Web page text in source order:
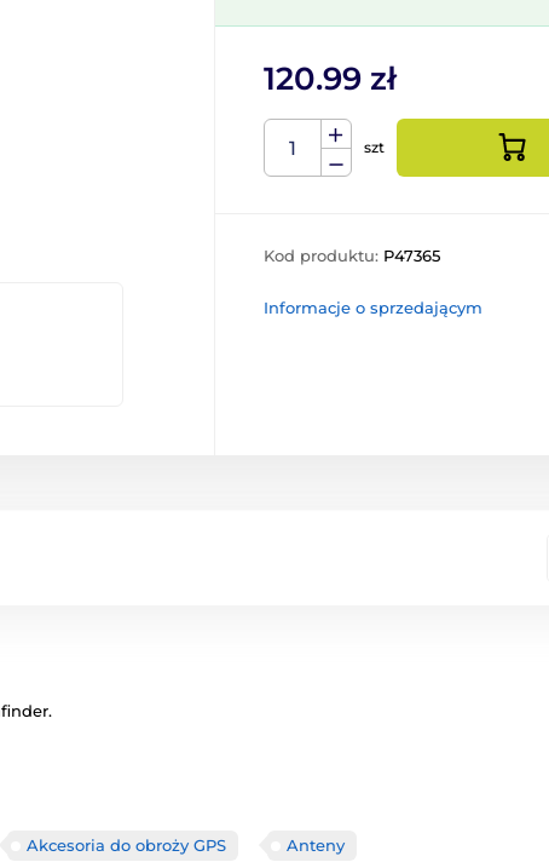
120.99 zł
szt
Kod produktu: P47365
Informacje o sprzedającym
Akcesoria do obroży GPS Anteny